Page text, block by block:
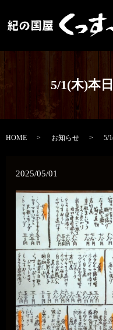
5/1(木)本
HOME お知らせ 5/
2025/05/01